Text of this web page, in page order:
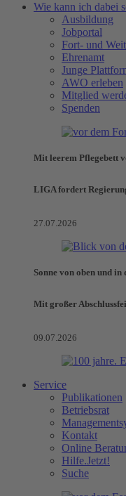
Wie kann ich dabei
Ausbildung
Jobportal
Fort- und
Ehrenamt
Junge
AWO erleben
Mitglied
Spenden
Mit leerem Pflegebett
LIGA fordert
27.07.2026
Sonne von oben und in
Mit großer
09.07.2026
Service
Publikationen
Betriebsrat
Kontakt
Online
Hilfe.Jetzt!
Suche